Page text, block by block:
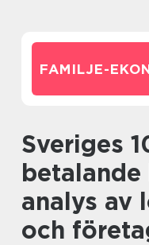
FAMILJE-
Sveriges 100 bäst
betalande
analys av
och